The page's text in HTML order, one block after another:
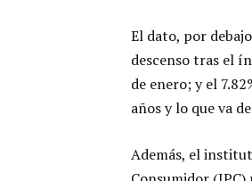
El dato, por
descenso tras el
de enero; y el
años y lo que va
Además, el